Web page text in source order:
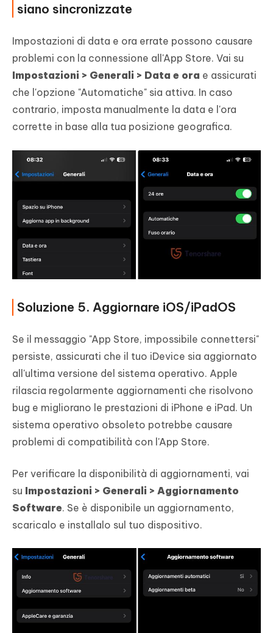
siano sincronizzate
Impostazioni di data e ora errate possono causare
problemi con la connessione all'App Store. Vai su
Impostazioni > Generali > Data e ora e assicurati
che l'opzione "Automatiche" sia attiva. In caso
contrario, imposta manualmente la data e l'ora
corrette in base alla tua posizione geografica.
Soluzione 5. Aggiornare iOS/iPadOS
Se il messaggio "App Store, impossibile connettersi"
persiste, assicurati che il tuo iDevice sia aggiornato
all'ultima versione del sistema operativo. Apple
rilascia regolarmente aggiornamenti che risolvono
bug e migliorano le prestazioni di iPhone e iPad. Un
sistema operativo obsoleto potrebbe causare
problemi di compatibilità con l'App Store.
Per verificare la disponibilità di aggiornamenti, vai
su Impostazioni > Generali > Aggiornamento
Software. Se è disponibile un aggiornamento,
scaricalo e installalo sul tuo dispositivo.